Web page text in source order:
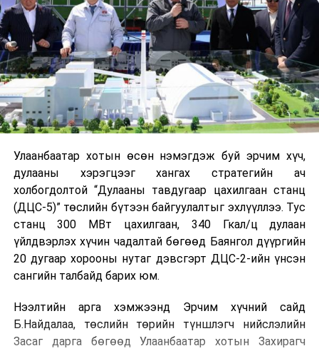
Улаанбаатар хотын өсөн нэмэгдэж буй эрчим хүч,
дулааны хэрэгцээг хангах стратегийн ач
холбогдолтой “Дулааны тавдугаар цахилгаан станц
(ДЦС-5)” төслийн бүтээн байгуулалтыг эхлүүллээ. Тус
станц 300 МВт цахилгаан, 340 Гкал/ц дулаан
үйлдвэрлэх хүчин чадалтай бөгөөд Баянгол дүүргийн
20 дугаар хорооны нутаг дэвсгэрт ДЦС-2-ийн үнсэн
сангийн талбайд барих юм.
Нээлтийн арга хэмжээнд Эрчим хүчний сайд
Б.Найдалаа, төслийн төрийн түншлэгч нийслэлийн
Засаг дарга бөгөөд Улаанбаатар хотын Захирагч